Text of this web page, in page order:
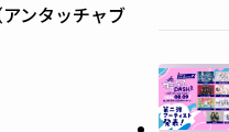
ンタッチャブ